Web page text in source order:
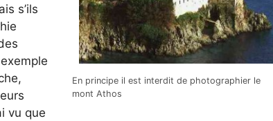
En principe il est interdit de photographier le
mont Athos
s’ils
vu que